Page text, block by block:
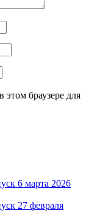
этом браузере для
6 марта 2026
27 февраля